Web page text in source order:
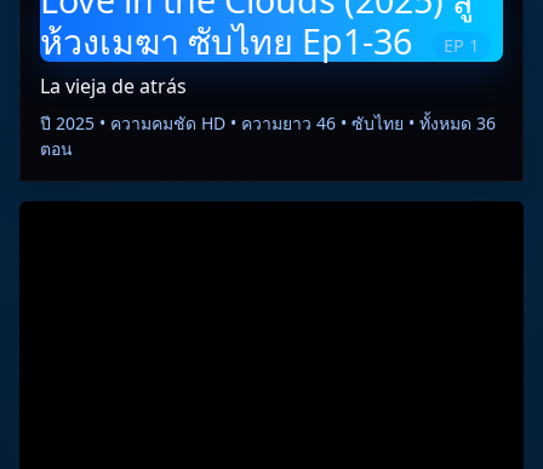
ห้วงเมฆา ซับไทย Ep1-36
EP 1
La vieja de atrás
ปี 2025 • ความคมชัด HD • ความยาว 46 • ซับไทย • ทั้งหมด 36
ตอน